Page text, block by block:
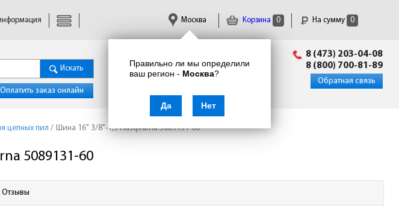
Корзина 0 На сумму 0
Правильно ли мы определили
ваш регион - Москва?
Да Нет
Москва
Искать
Оплатить заказ онлайн
info@enkor24.ru
8 (473) 203-04-08
8 (800) 700-81-89
Обратная связь
цепных пил / Шина 16" 3/8"-1,5 Husqvarna 5089131-60
5089131-60
Отзывы